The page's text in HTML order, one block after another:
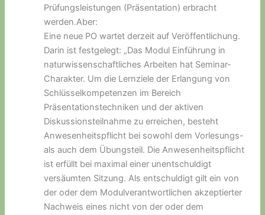
Prüfungsleistungen (Präsentation) erbracht
werden.Aber:
Eine neue PO wartet derzeit auf Veröffentlichung.
Darin ist festgelegt: „Das Modul Einführung in
naturwissenschaftliches Arbeiten hat Seminar-
Charakter. Um die Lernziele der Erlangung von
Schlüsselkompetenzen im Bereich
Präsentationstechniken und der aktiven
Diskussionsteilnahme zu erreichen, besteht
Anwesenheitspflicht bei sowohl dem Vorlesungs-
als auch dem Übungsteil. Die Anwesenheitspflicht
ist erfüllt bei maximal einer unentschuldigt
versäumten Sitzung. Als entschuldigt gilt ein von
der oder dem Modulverantwortlichen akzeptierter
Nachweis eines nicht von der oder dem